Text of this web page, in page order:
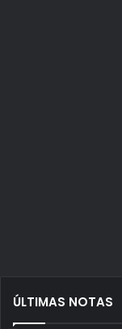
ÚLTIMAS NOTAS